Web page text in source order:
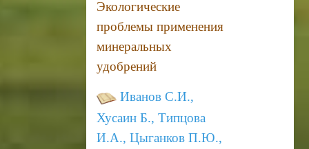
Экологические
проблемы применения
минеральных
удобрений
Иванов С.И.,
Хусаин Б., Типцова
И.А., Цыганков П.Ю.,